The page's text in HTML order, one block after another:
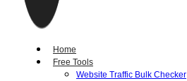
Home
Free Tools
Website Traffic Bulk Checker